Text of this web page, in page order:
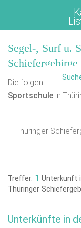
Segel-, Surf u.
Schiefergebirge
Die folgende
Sportschule in
Treffer: 1 Unterkunft
Thüringer